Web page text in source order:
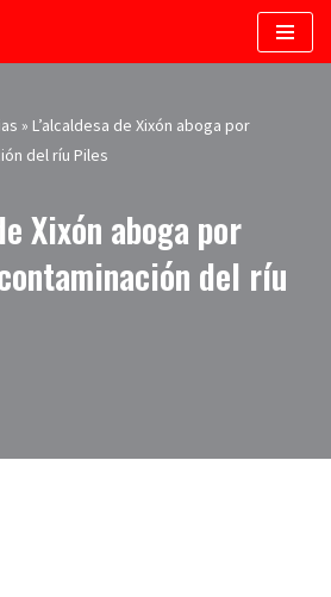
» L’alcaldesa de Xixón aboga por
del ríu Piles
Xixón aboga por
del ríu